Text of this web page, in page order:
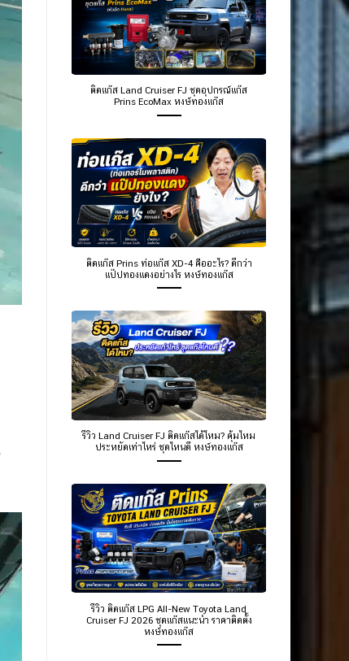
ติดแก๊ส Land Cruiser FJ ชุดอุปกรณ์แก๊ส
Prins EcoMax หงษ์ทองแก๊ส
ติดแก๊ส Prins ท่อแก๊ส XD-4 คืออะไร? ดีกว่า
แป๊ปทองแดงอย่างไร หงษ์ทองแก๊ส
รีวิว Land Cruiser FJ ติดแก๊สได้ไหม? คุ้มไหม
ประหยัดเท่าไหร่ ชุดไหนดี หงษ์ทองแก๊ส
รีวิว ติดแก๊ส LPG All-New Toyota Land
Cruiser FJ 2026 ชุดแก๊สแนะนำ ราคาติดตั้ง
หงษ์ทองแก๊ส